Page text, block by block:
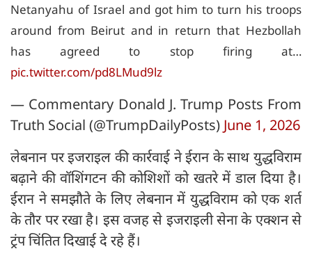
Netanyahu of Israel and got him to turn his troops
around from Beirut and in return that Hezbollah
has agreed to stop firing at…
pic.twitter.com/pd8LMud9lz
— Commentary Donald J. Trump Posts From
Truth Social (@TrumpDailyPosts) June 1, 2026
लेबनान पर इजराइल की कार्रवाई ने ईरान के साथ युद्धविराम
बढ़ाने की वॉशिंगटन की कोशिशों को खतरे में डाल दिया है।
ईरान ने समझौते के लिए लेबनान में युद्धविराम को एक शर्त
के तौर पर रखा है। इस वजह से इजराइली सेना के एक्शन से
ट्रंप चिंतित दिखाई दे रहे हैं।